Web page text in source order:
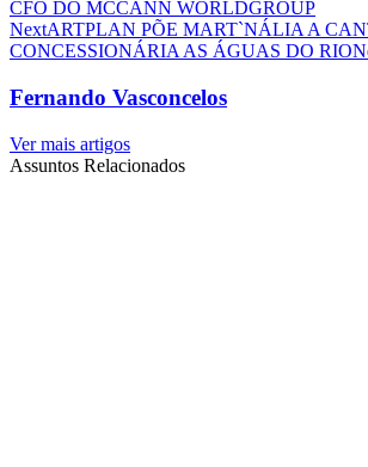
CFO DO MCCANN WORLDGROUP
NextARTPLAN PÕE MART`NÁLIA A
CONCESSIONÁRIA AS ÁGUAS DO RIO
Fernando Vasconcelos
Ver mais artigos
Assuntos Relacionados